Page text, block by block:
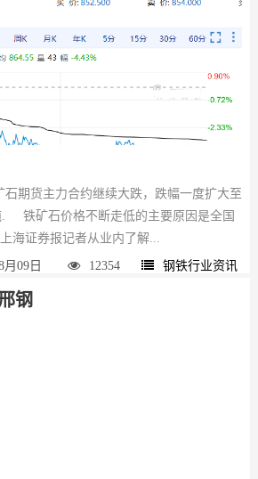
期货主力合约继续大跌，跌幅一度扩大至
. 铁矿石价格不断走低的主要原因是全国
海证券报记者从业内了解...
月09日 12354 钢铁行业资讯
钢